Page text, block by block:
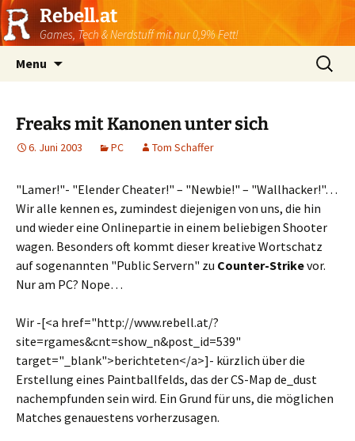
Rebell.at
Games, Tech & Nerdstuff mit nur 0,9% Fett!
Menu
Suchen
nach:
Freaks mit Kanonen unter sich
6. Juni 2003 PC Tom Schaffer
"Lamer!"- "Elender Cheater!" – "Newbie!" – "Wallhacker!"…
Wir alle kennen es, zumindest diejenigen von uns, die hin
und wieder eine Onlinepartie in einem beliebigen Shooter
wagen. Besonders oft kommt dieser kreative Wortschatz
auf sogenannten "Public Servern" zu Counter-Strikevor.
Nur am PC? Nope…
Wir -[<a href="http://www.rebell.at/?
site=rgames&cnt=show_n&post_id=539"
target="_blank">berichteten</a>]- kürzlich über die
Erstellung eines Paintballfelds, das der CS-Map de_dust
nachempfunden sein wird. Ein Grund für uns, die möglichen
Matches genauestens vorherzusagen.